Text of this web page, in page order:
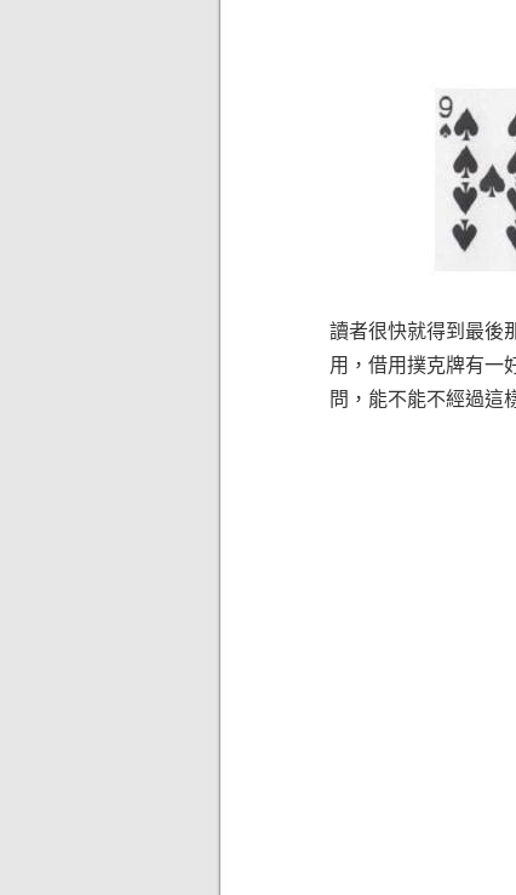
讀者很快就得到最後
用，借用撲克牌有一
問，能不能不經過這